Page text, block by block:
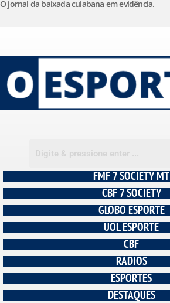
o
conteúdo
O jornal da baixada cuiabana em evidência.
FMF 7 SOCIETY MT
CBF 7 SOCIETY
GLOBO ESPORTE
UOL ESPORTE
CBF
RÁDIOS
ESPORTES
DESTAQUES